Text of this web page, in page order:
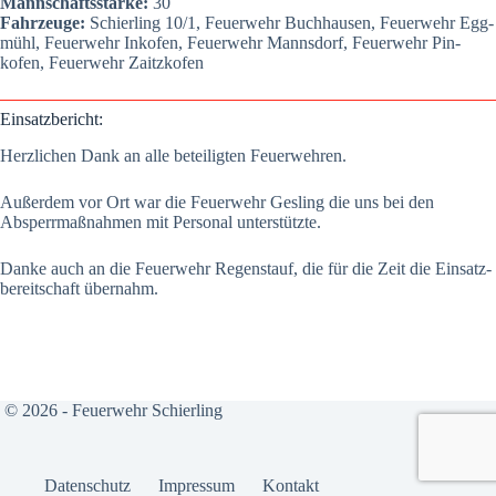
Fahr­zeu­ge: Schier­ling 10/1, Feu­er­wehr Buch­hau­sen, Feu­er­wehr Egg­
mühl, Feu­er­wehr Inkofen, Feu­er­wehr Manns­dorf, Feu­er­wehr Pin­
kofen, Feu­er­wehr Zaitz­kofen
Ein­satz­be­richt:
Herz­li­chen Dank an alle betei­lig­ten Feu­er­weh­ren.
Außer­dem vor Ort war die Feu­er­wehr Gesling die uns bei den
Absperr­maß­nah­men mit Per­so­nal unter­stütz­te.
Dan­ke auch an die Feu­er­wehr Regen­stauf, die für die Zeit die Ein­satz­
be­reit­schaft über­nahm.
© 2026 - Feuerwehr Schierling
Daten­schutz Impres­sum Kon­takt